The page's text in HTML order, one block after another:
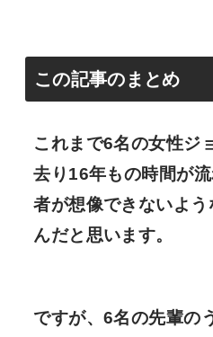
この記事のまとめ
これまで6名の女性ジ
去り16年もの時間が
者が想像できないよ
んだと思います。
ですが、6名の先輩の